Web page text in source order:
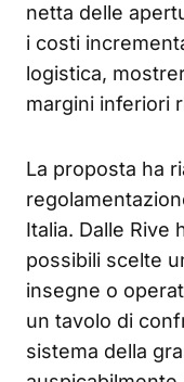
netta delle
i costi
logistica,
margini inferiori
La proposta ha
Italia. Dalle Rive
possibili scelte
insegne o
un tavolo di
sistema della